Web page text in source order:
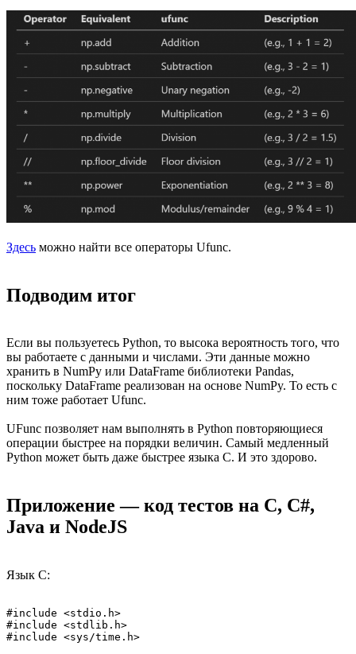
Здесь можно найти все операторы Ufunc.
Подводим итог
Если вы пользуетесь Python, то высока вероятность того, что
вы работаете с данными и числами. Эти данные можно
хранить в NumPy или DataFrame библиотеки Pandas,
поскольку DataFrame реализован на основе NumPy. То есть с
ним тоже работает Ufunc.
UFunc позволяет нам выполнять в Python повторяющиеся
операции быстрее на порядки величин. Самый медленный
Python может быть даже быстрее языка C. И это здорово.
Приложение — код тестов на C, C#,
Java и NodeJS
Язык C:
#include <stdio.h>
#include <stdlib.h>
#include <sys/time.h>